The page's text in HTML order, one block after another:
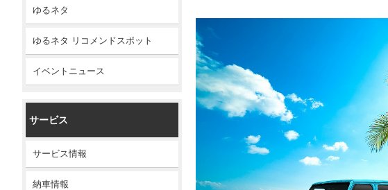
ゆるネタ
ゆるネタ リコメンドスポット
イベントニュース
サービス
サービス情報
納車情報